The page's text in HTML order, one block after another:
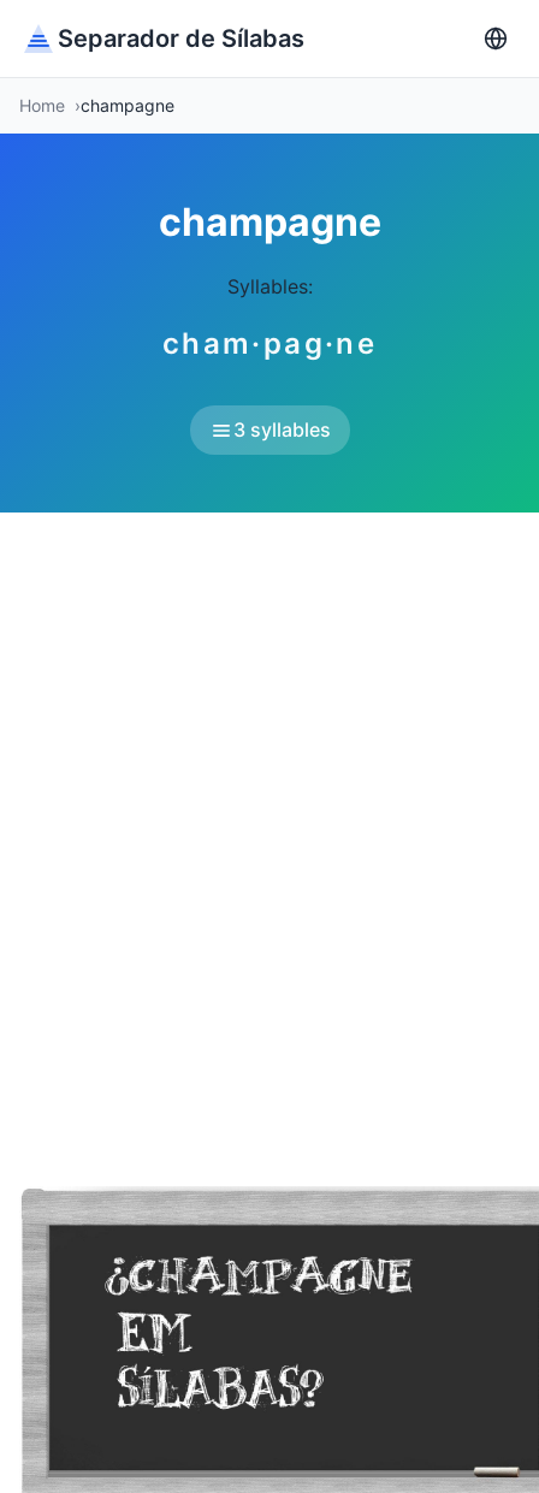
Separador de Sílabas
Home champagne
champagne
Syllables:
cham·pag·ne
3 syllables